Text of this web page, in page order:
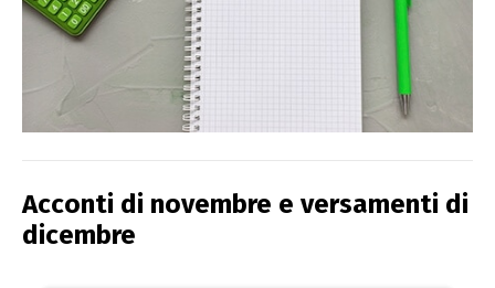
Acconti di novembre e versamenti di
dicembre